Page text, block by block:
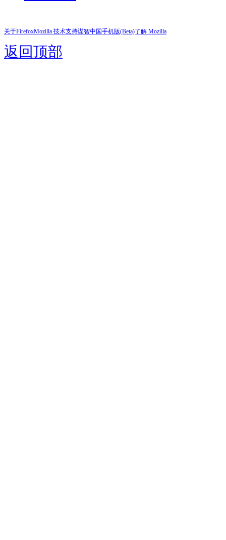
关于FirefoxMozilla 技术支持谋智中国手机版(Beta)了解 Mozilla
返回顶部